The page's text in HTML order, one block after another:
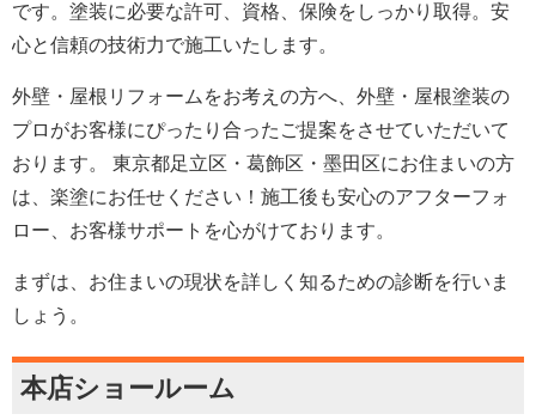
です。塗装に必要な許可、資格、保険をしっかり取得。安
心と信頼の技術力で施工いたします。
外壁・屋根リフォームをお考えの方へ、外壁・屋根塗装の
プロがお客様にぴったり合ったご提案をさせていただいて
おります。 東京都足立区・葛飾区・墨田区にお住まいの方
は、楽塗にお任せください！施工後も安心のアフターフォ
ロー、お客様サポートを心がけております。
まずは、お住まいの現状を詳しく知るための診断を行いま
しょう。
本店ショールーム